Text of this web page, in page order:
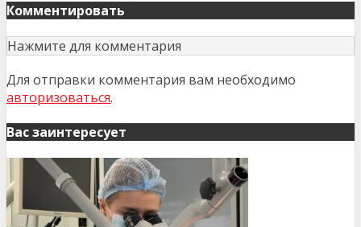
Комментировать
Нажмите для комментария
Для отправки комментария вам необходимо
авторизоваться.
Вас заинтересует